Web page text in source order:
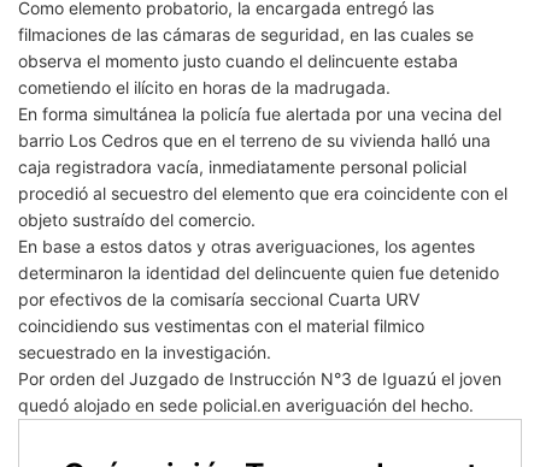
Como elemento probatorio, la encargada entregó las
filmaciones de las cámaras de seguridad, en las cuales se
observa el momento justo cuando el delincuente estaba
cometiendo el ilícito en horas de la madrugada.
En forma simultánea la policía fue alertada por una vecina del
barrio Los Cedros que en el terreno de su vivienda halló una
caja registradora vacía, inmediatamente personal policial
procedió al secuestro del elemento que era coincidente con el
objeto sustraído del comercio.
En base a estos datos y otras averiguaciones, los agentes
determinaron la identidad del delincuente quien fue detenido
por efectivos de la comisaría seccional Cuarta URV
coincidiendo sus vestimentas con el material filmico
secuestrado en la investigación.
Por orden del Juzgado de Instrucción N°3 de Iguazú el joven
quedó alojado en sede policial.en averiguación del hecho.